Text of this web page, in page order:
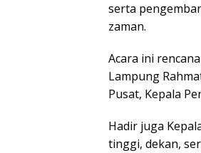
serta
zaman.
Acara ini
Lampung
Pusat, Kepala
Hadir juga
tinggi, dekan,